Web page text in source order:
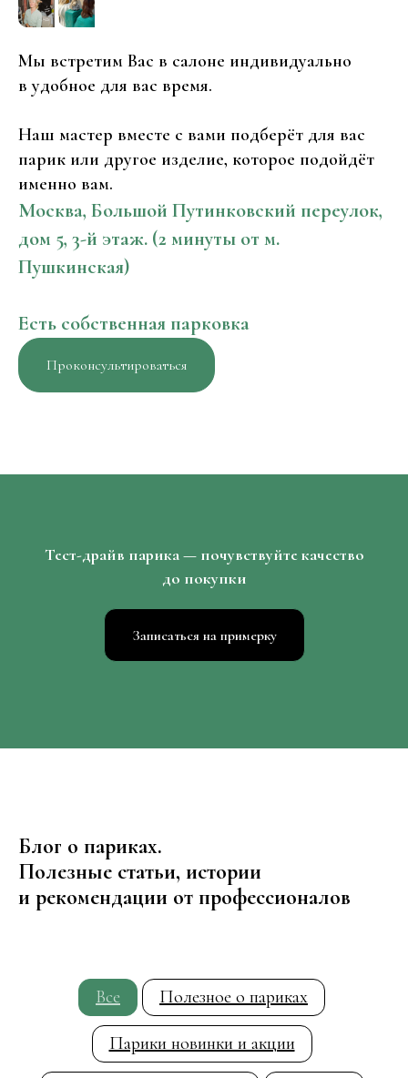
Мы встретим Вас в салоне индивидуально
в удобное для вас время.
Наш мастер вместе с вами подберёт для вас
парик или другое изделие, которое подойдёт
именно вам.
Москва, Большой Путинковский переулок,
дом 5, 3-й этаж. (2 минуты от м.
Пушкинская)
Есть собственная парковка
Проконсультироваться
Тест-драйв парика — почувствуйте качество
до покупки
Записаться на примерку
Блог о париках.
Полезные статьи, истории
и рекомендации от профессионалов
Все Полезное о париках
Парики новинки и акции